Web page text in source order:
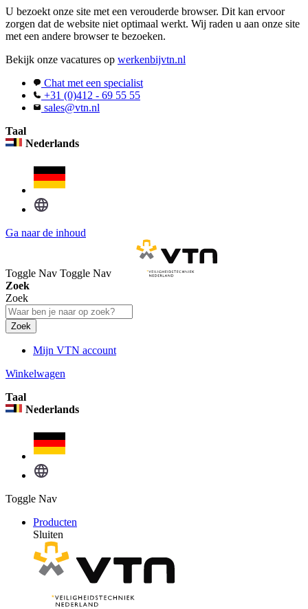
U bezoekt onze site met een verouderde browser. Dit kan ervoor
zorgen dat de website niet optimaal werkt. Wij raden u aan onze site
met een andere browser te bezoeken.
Bekijk onze vacatures op werkenbijvtn.nl
Chat met een specialist
+31 (0)412 - 69 55 55
sales@vtn.nl
Taal
Nederlands
Ga naar de inhoud
Toggle Nav Toggle Nav
Zoek
Zoek
Zoek
Mijn VTN account
Winkelwagen
Taal
Nederlands
Toggle Nav
Producten
Sluiten